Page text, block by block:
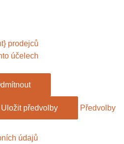
prodejců
účelech
Uložit předvolby Předvolby
údajů